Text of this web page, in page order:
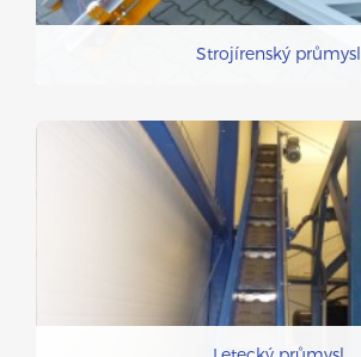
Strojírenský průmysl